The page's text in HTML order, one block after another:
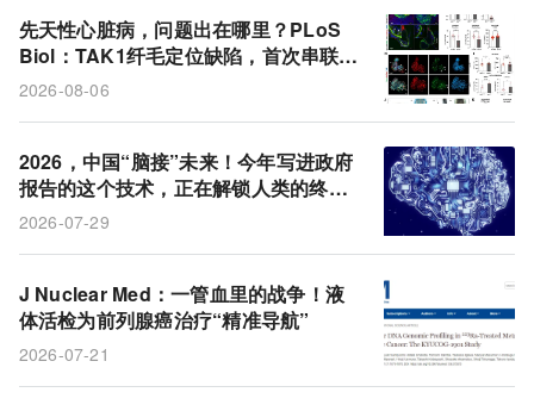
生酮饮食
免疫疗法
脑机接口 大脑皮层
神经退行性疾病
MACE
先天性心脏病
产业发展
治疗结局
胶质母细胞瘤
性别差异
GLP-1受体激动剂
预后
氯化镭-223 循环肿瘤DNA
前列腺癌
CAR-T细胞
先天性心脏病，问题出在哪里？PLoS
Biol：TAK1纤毛定位缺陷，首次串联起
先心病+多系统畸形的统一通路
2026-08-06
2026，中国“脑接”未来！今年写进政府
报告的这个技术，正在解锁人类的终极
自由
2026-07-29
J Nuclear Med：一管血里的战争！液
体活检为前列腺癌治疗“精准导航”
2026-07-21